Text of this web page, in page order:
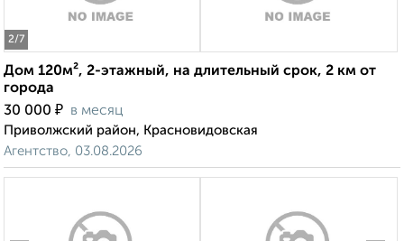
2/7
Дом 120м², 2-этажный, на длительный срок, 2 км от
города
30 000 ₽ в месяц
Приволжский район, Красновидовская
Агентство, 03.08.2026